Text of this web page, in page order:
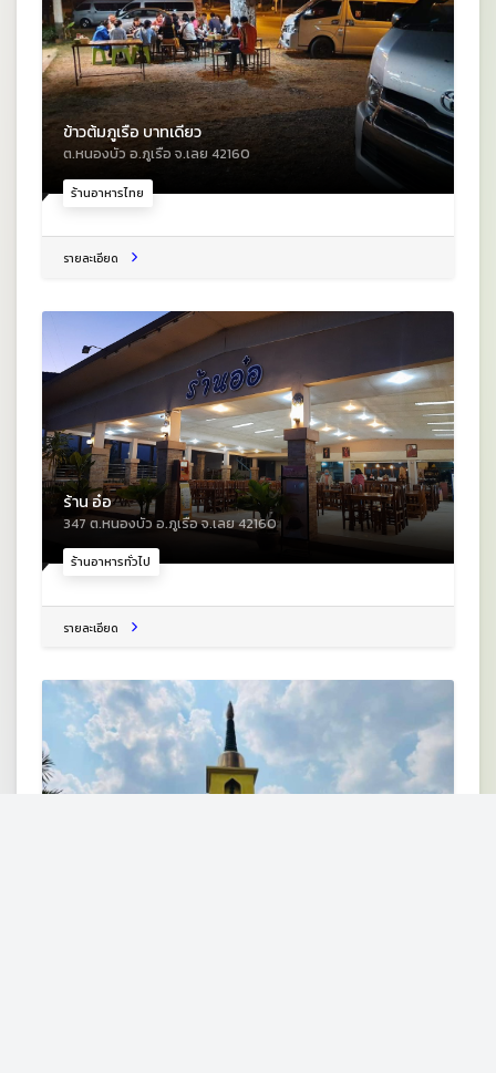
ร้านอาหารไทย
ข้าวต้มภูเรือ บาทเดียว
ต.หนองบัว อ.ภูเรือ จ.เลย 42160
รายละเอียด
ร้านอาหารทั่วไป
ร้าน อ๋อ
347 ต.หนองบัว อ.ภูเรือ จ.เลย 42160
รายละเอียด